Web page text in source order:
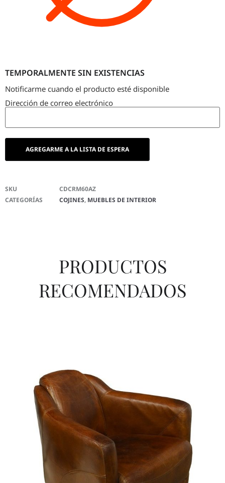
TEMPORALMENTE SIN EXISTENCIAS
Notificarme cuando el producto esté disponible
Dirección de correo electrónico
SKU
CDCRM60AZ
CATEGORÍAS
COJINES, MUEBLES DE INTERIOR
PRODUCTOS
RECOMENDADOS